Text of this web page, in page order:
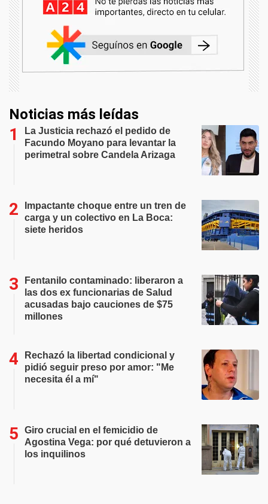
Noticias más leídas
La Justicia rechazó el pedido de
Facundo Moyano para levantar la
perimetral sobre Candela Arizaga
Impactante choque entre un tren de
carga y un colectivo en La Boca:
siete heridos
Fentanilo contaminado: liberaron a
las dos ex funcionarias de Salud
acusadas bajo cauciones de $75
millones
Rechazó la libertad condicional y
pidió seguir preso por amor: "Me
necesita él a mí"
Giro crucial en el femicidio de
Agostina Vega: por qué detuvieron a
los inquilinos